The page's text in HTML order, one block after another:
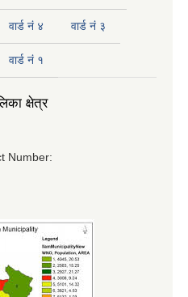
वार्ड नं ४ वार्ड नं ३
वार्ड नं १
क्षेत्र
Number: